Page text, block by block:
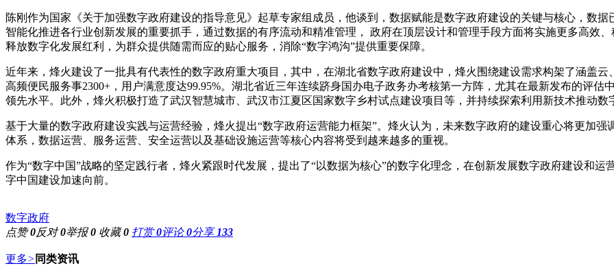
陈刚作为国家《关于加强数字政府建设的指导意见》起草专家组成员，他谈到，数据赋能是数字政府建设的关键与核心，数
智能化推进各行业创新发展的重要抓手，通过数据的有序流动和精准管理， 政府在顶层设计和管理手段方面将实施更多高效
释放数字化发展红利，为群众提供随需而应的贴心服务，消除“数字鸿沟”提供重要保障。
近年来，烽火建设了一批具有代表性的数字政府重大项目，其中，在湖北省数字政府建设中，烽火围绕建设需求构架了涵盖
高频便民服务事2300+，用户满意度达99.95%。湖北省近三年连续跻身国办电子政务办考核第一方阵，尤其在最新发布的评估
领先水平。此外，烽火积极打造了武汉智慧城市、武汉市江夏区国家数字乡村试点建设项目等，并持续探索利用新技术推动数
基于大量的数字政府建设实践与运营经验，烽火提出“数字政府运营能力框架”。烽火认为，未来数字政府的建设重心将更加
体系，数据运营、服务运营、安全运营以及基础设施运营等核心内容将受到越来越多的重视。
作为“数字中国”战略的坚定践行者，烽火紧跟时代发展，提出了“以数据为核心”的数字化理念，在创新发展数字政府建设和
字中国建设加速向前。
数字政府
点赞0反对0举报0 收藏0 打赏0评论0分享 133
更多> 同类资讯